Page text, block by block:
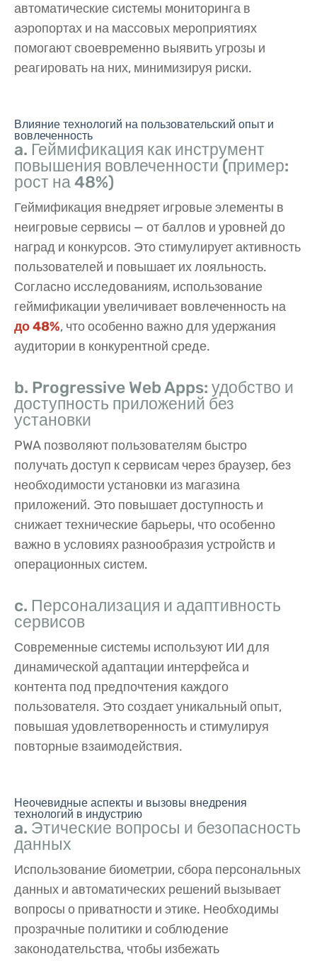
автоматические системы мониторинга в
аэропортах и на массовых мероприятиях
помогают своевременно выявить угрозы и
реагировать на них, минимизируя риски.
Влияние технологий на пользовательский опыт и
вовлеченность
a. Геймификация как инструмент
повышения вовлеченности (пример:
рост на 48%)
Геймификация внедряет игровые элементы в
неигровые сервисы — от баллов и уровней до
наград и конкурсов. Это стимулирует активность
пользователей и повышает их лояльность.
Согласно исследованиям, использование
геймификации увеличивает вовлеченность на
до 48%, что особенно важно для удержания
аудитории в конкурентной среде.
b. Progressive Web Apps: удобство и
доступность приложений без
установки
PWA позволяют пользователям быстро
получать доступ к сервисам через браузер, без
необходимости установки из магазина
приложений. Это повышает доступность и
снижает технические барьеры, что особенно
важно в условиях разнообразия устройств и
операционных систем.
c. Персонализация и адаптивность
сервисов
Современные системы используют ИИ для
динамической адаптации интерфейса и
контента под предпочтения каждого
пользователя. Это создает уникальный опыт,
повышая удовлетворенность и стимулируя
повторные взаимодействия.
Неочевидные аспекты и вызовы внедрения
технологий в индустрию
a. Этические вопросы и безопасность
данных
Использование биометрии, сбора персональных
данных и автоматических решений вызывает
вопросы о приватности и этике. Необходимы
прозрачные политики и соблюдение
законодательства, чтобы избежать